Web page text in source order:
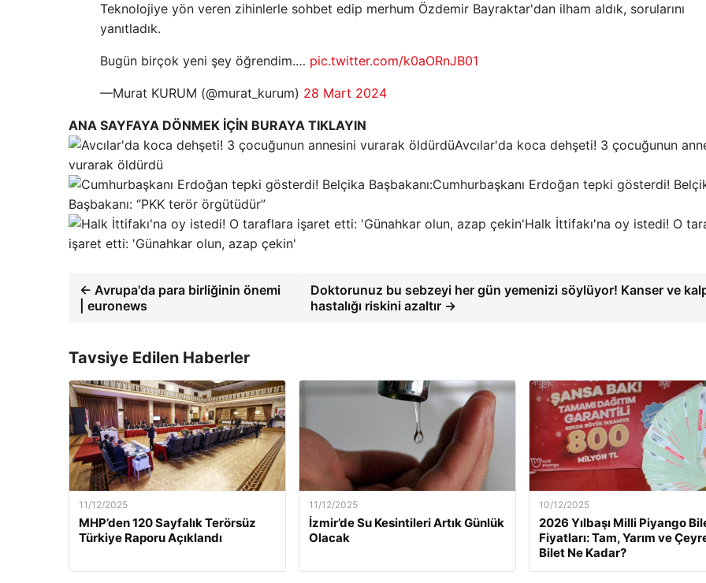
Teknolojiye yön veren zihinlerle sohbet edip merhum Özdemir Bayraktar'dan ilham aldık, sorularını
yanıtladık.
Bugün birçok yeni şey öğrendim.… pic.twitter.com/k0aORnJB01
—Murat KURUM (@murat_kurum) 28 Mart 2024
ANA SAYFAYA DÖNMEK İÇİN BURAYA TIKLAYIN
Avcılar'da koca dehşeti! 3 çocuğunun
vurarak öldürdü
Cumhurbaşkanı Erdoğan tepki gösterdi!
Başbakanı: “PKK terör örgütüdür”
Halk İttifakı'na oy istedi! O
işaret etti: 'Günahkar olun, azap çekin'
← Avrupa'da para birliğinin önemi
| euronews
Doktorunuz bu sebzeyi her gün yemenizi söylüyor! Kanser ve
hastalığı riskini azaltır →
Tavsiye Edilen Haberler
11/12/2025
MHP’den 120 Sayfalık Terörsüz
Türkiye Raporu Açıklandı
11/12/2025
İzmir’de Su Kesintileri Artık Günlük
Olacak
10/12/2025
2026 Yılbaşı Milli Piyango
Fiyatları: Tam, Yarım ve
Bilet Ne Kadar?